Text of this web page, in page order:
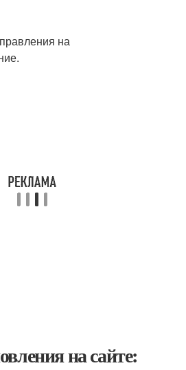
на
на сайте: